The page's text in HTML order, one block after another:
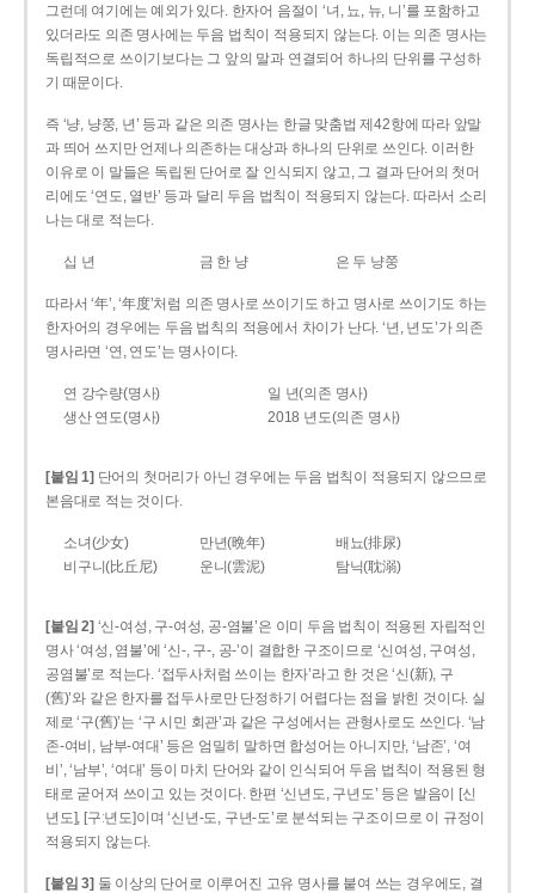
그런데 여기에는 예외가 있다. 한자어 음절이 ‘녀, 뇨, 뉴, 니’를 포함하고
있더라도 의존 명사에는 두음 법칙이 적용되지 않는다. 이는 의존 명사는
독립적으로 쓰이기보다는 그 앞의 말과 연결되어 하나의 단위를 구성하
기 때문이다.
즉 ‘냥, 냥쭝, 년’ 등과 같은 의존 명사는 한글 맞춤법 제42항에 따라 앞말
과 띄어 쓰지만 언제나 의존하는 대상과 하나의 단위로 쓰인다. 이러한
이유로 이 말들은 독립된 단어로 잘 인식되지 않고, 그 결과 단어의 첫머
리에도 ‘연도, 열반’ 등과 달리 두음 법칙이 적용되지 않는다. 따라서 소리
나는 대로 적는다.
십 년 금 한 냥 은 두 냥쭝
따라서 ‘年’, ‘年度’처럼 의존 명사로 쓰이기도 하고 명사로 쓰이기도 하는
한자어의 경우에는 두음 법칙의 적용에서 차이가 난다. ‘년, 년도’가 의존
명사라면 ‘연, 연도’는 명사이다.
연 강수량(명사)
일 년(의존 명사)
생산 연도(명사)
2018 년도(의존 명사)
[붙임 1] 단어의 첫머리가 아닌 경우에는 두음 법칙이 적용되지 않으므로
본음대로 적는 것이다.
소녀(少女) 만년(晩年)
배뇨(排尿)
비구니(比丘尼)
운니(雲泥) 탐닉(耽溺)
[붙임 2] ‘신-여성, 구-여성, 공-염불’은 이미 두음 법칙이 적용된 자립적인
명사 ‘여성, 염불’에 ‘신-, 구-, 공-’이 결합한 구조이므로 ‘신여성, 구여성,
공염불’로 적는다. ‘접두사처럼 쓰이는 한자’라고 한 것은 ‘신(新), 구
(舊)’와 같은 한자를 접두사로만 단정하기 어렵다는 점을 밝힌 것이다. 실
제로 ‘구(舊)’는 ‘구 시민 회관’과 같은 구성에서는 관형사로도 쓰인다. ‘남
존­-여비, 남부-­여대’ 등은 엄밀히 말하면 합성어는 아니지만, ‘남존’, ‘여
비’, ‘남부’, ‘여대’ 등이 마치 단어와 같이 인식되어 두음 법칙이 적용된 형
태로 굳어져 쓰이고 있는 것이다. 한편 ‘신년도, 구년도’ 등은 발음이 [신
년도], [구ː년도]이며 ‘신년­-도, 구년-­도’로 분석되는 구조이므로 이 규정이
적용되지 않는다.
[붙임 3] 둘 이상의 단어로 이루어진 고유 명사를 붙여 쓰는 경우에도, 결